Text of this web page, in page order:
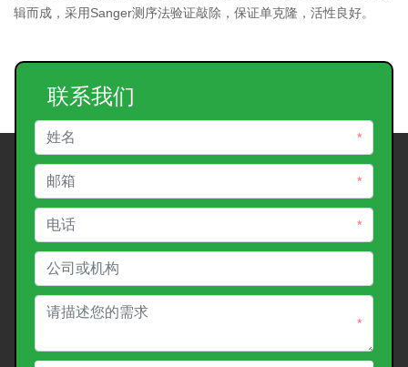
辑而成，采用Sanger测序法验证敲除，保证单克隆，活性良好。
联系我们
*
*
*
*